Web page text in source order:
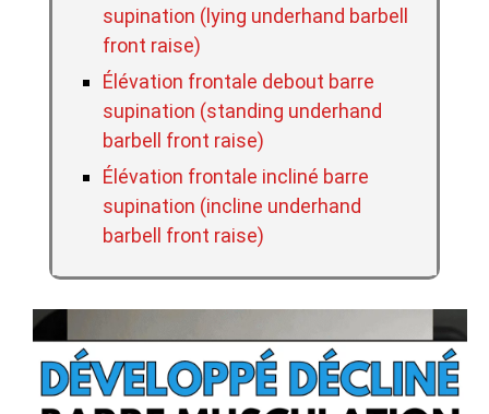
supination (lying underhand barbell
front raise)
Élévation frontale debout barre
supination (standing underhand
barbell front raise)
Élévation frontale incliné barre
supination (incline underhand
barbell front raise)